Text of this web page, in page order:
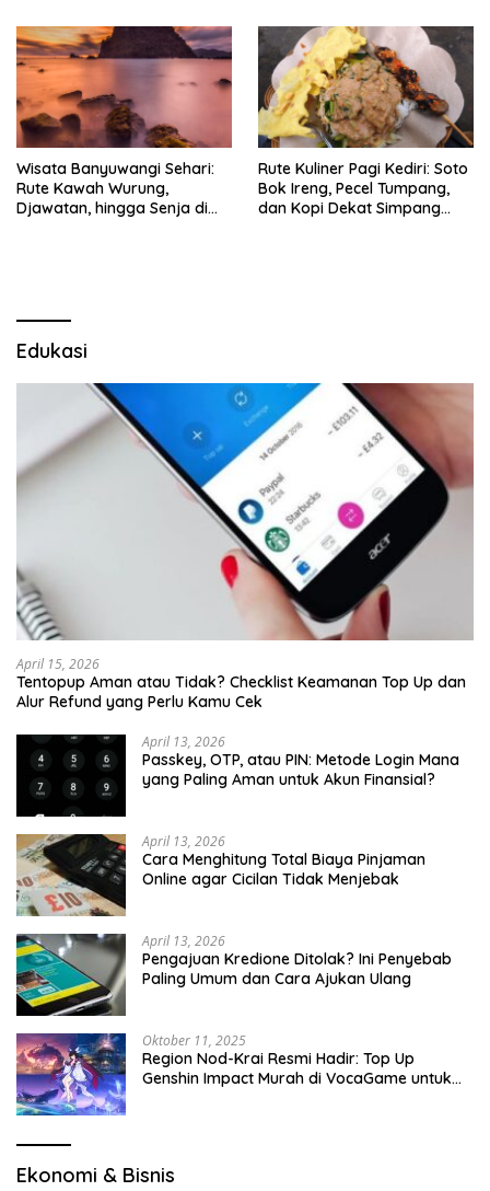
Wisata Banyuwangi Sehari:
Rute Kawah Wurung,
Djawatan, hingga Senja di
Rute Kuliner Pagi Kediri: Soto
Bok Ireng, Pecel Tumpang,
dan Kopi Dekat Simpang
Edukasi
April 15, 2026
Tentopup Aman atau Tidak? Checklist Keamanan Top Up dan
Alur Refund yang Perlu Kamu Cek
April 13, 2026
Passkey, OTP, atau PIN: Metode Login Mana
yang Paling Aman untuk Akun Finansial?
April 13, 2026
Cara Menghitung Total Biaya Pinjaman
Online agar Cicilan Tidak Menjebak
April 13, 2026
Pengajuan Kredione Ditolak? Ini Penyebab
Paling Umum dan Cara Ajukan Ulang
Oktober 11, 2025
Region Nod-Krai Resmi Hadir: Top Up
Genshin Impact Murah di VocaGame untuk
Ekonomi & Bisnis